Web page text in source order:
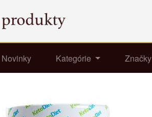
Novinky Kategórie Značky